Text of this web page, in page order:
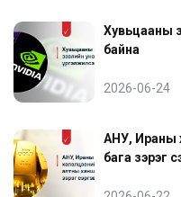
Хувьцааны
байна
2026-06-24
АНУ, Ираны
бага зэрэг